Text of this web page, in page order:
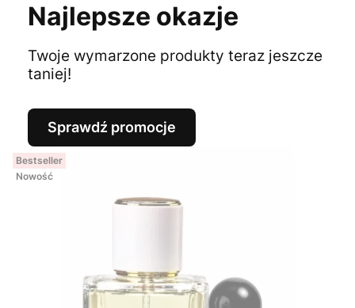
Najlepsze okazje
Twoje wymarzone produkty teraz jeszcze
taniej!
Sprawdź promocje
Bestseller
Nowość